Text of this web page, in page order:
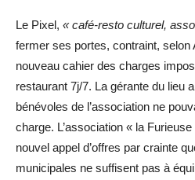
Le Pixel, « café-resto culturel,
fermer ses portes, contraint, selon
nouveau cahier des charges
restaurant 7j/7. La gérante du lieu
bénévoles de l’association ne
charge. L’association « la
nouvel appel d’offres par crainte
municipales ne suffisent pas à